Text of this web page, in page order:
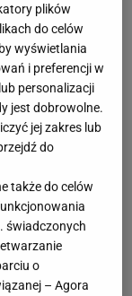
trzecia i
plików
do celów
wyświetlania
i preferencji w
personalizacji
jest dobrowolne.
jej zakres lub
do
także do celów
świadczonych
o
– Agora